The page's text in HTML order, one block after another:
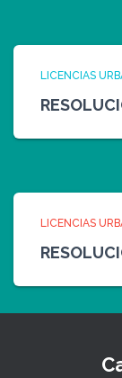
LICENCIAS
LICENCIAS